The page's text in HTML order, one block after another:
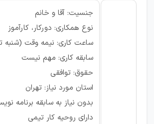
جنسیت: آقا و خانم
نوع همکاری: دورکار، کارآموز
ساعت کاری: نیمه وقت (شنبه
سابقه کاری: مهم نیست
حقوق: توافقی
استان مورد نیاز: تهران
بدون نیاز به سابقه برنامه
دارای روحیه کار تیمی